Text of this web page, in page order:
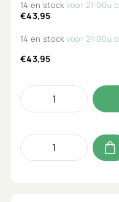
14 en stockvoor 21:00u
€43,95
14 en stockvoor 21:00u
€43,95